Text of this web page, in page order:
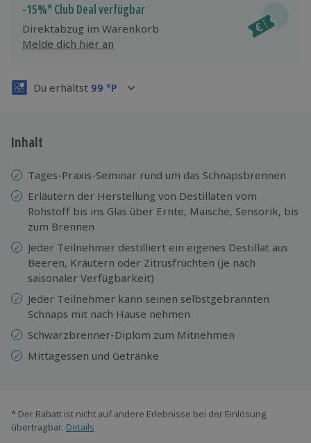
Jeder Gutschein für alle Erlebnisse einlösbar.
Maximale Sicherheit
3 Jahre gültig & verlängerbar.
-15%* Club Deal verfügbar
Direktabzug im Warenkorb
Melde dich hier an
Du erhältst 99 °P
Inhalt
Tages-Praxis-Seminar rund um das Schnapsbrennen
Erläutern der Herstellung von Destillaten vom
Rohstoff bis ins Glas über Ernte, Maische, Sensorik, bis
zum Brennen
Jeder Teilnehmer destilliert ein eigenes Destillat aus
Beeren, Kräutern oder Zitrusfrüchten (je nach
saisonaler Verfügbarkeit)
Jeder Teilnehmer kann seinen selbstgebrannten
Schnaps mit nach Hause nehmen
Schwarzbrenner-Diplom zum Mitnehmen
Mittagessen und Getränke
* Der Rabatt ist nicht auf andere Erlebnisse bei der Einlösung
übertragbar. Details